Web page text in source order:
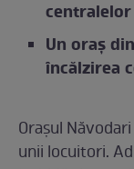
Un oraș
încălzirea
Orașul
unii locuitori.